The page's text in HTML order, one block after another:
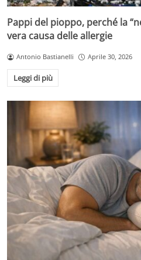
Pappi del pioppo, perché la
vera causa delle allergie
Antonio Bastianelli Aprile 30, 2026
Leggi di più